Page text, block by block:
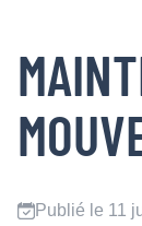
Publié le 11